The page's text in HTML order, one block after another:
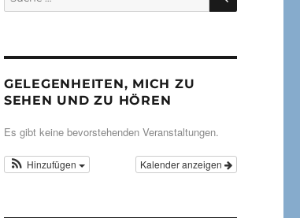
nach:
GELEGENHEITEN, MICH ZU
SEHEN UND ZU HÖREN
Es gibt keine bevorstehenden Veranstaltungen.
Kalender anzeigen
Hinzufügen